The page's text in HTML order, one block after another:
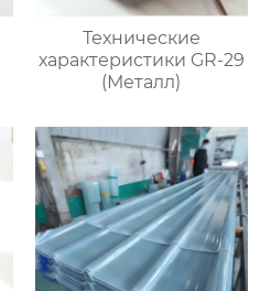
Технические
характеристики GR-29
(Металл)